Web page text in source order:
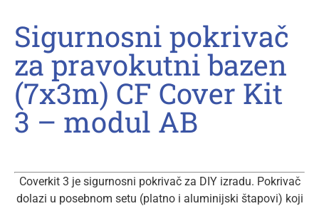
Sigurnosni pokrivač
za pravokutni bazen
(7x3m) CF Cover Kit
3 – modul AB
Coverkit 3 je sigurnosni pokrivač za DIY izradu. Pokrivač
dolazi u posebnom setu (platno i aluminijski štapovi) koji